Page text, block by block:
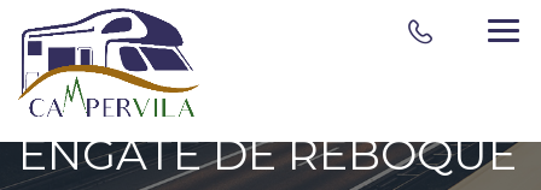
ENGATE DE REBOQUE